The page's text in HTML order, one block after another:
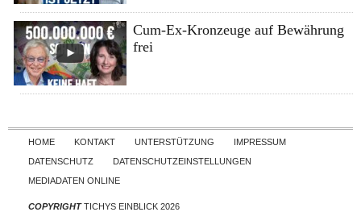
Cum-Ex-Kronzeuge auf Bewährung
frei
Skip to content
HOME KONTAKT UNTERSTÜTZUNG
IMPRESSUM
DATENSCHUTZ
DATENSCHUTZEINSTELLUNGEN
MEDIADATEN ONLINE
COPYRIGHTTICHYS EINBLICK 2026